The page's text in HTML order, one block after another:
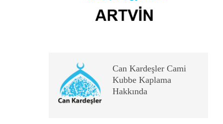
Can Kardeşler Cami
Kubbe Kaplama
Hakkında